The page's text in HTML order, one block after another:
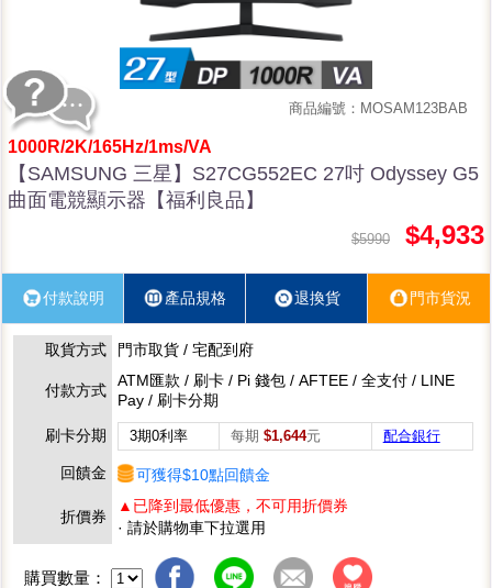
商品編號：MOSAM123BAB
1000R/2K/165Hz/1ms/VA
【SAMSUNG 三星】S27CG552EC 27吋 Odyssey G5
曲面電競顯示器【福利良品】
$5990 $4,933
付款說明 產品規格 退換貨 門市貨況
取貨方式 門市取貨 / 宅配到府
付款方式
ATM匯款 / 刷卡 / Pi 錢包 / AFTEE / 全支付 / LINE
Pay / 刷卡分期
刷卡分期
3期0利率 每期 $1,644元 配合銀行
回饋金 可獲得$10點回饋金
折價券
▲已降到最低優惠，不可用折價券
· 請於購物車下拉選用
購買數量：